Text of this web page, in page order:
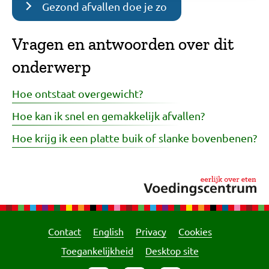
Gezond afvallen doe je zo
Vragen en antwoorden over dit
onderwerp
Hoe ontstaat overgewicht?
Hoe kan ik snel en gemakkelijk afvallen?
Hoe krijg ik een platte buik of slanke bovenbenen?
Contact English Privacy
Cookies
Toegankelijkheid
Desktop site